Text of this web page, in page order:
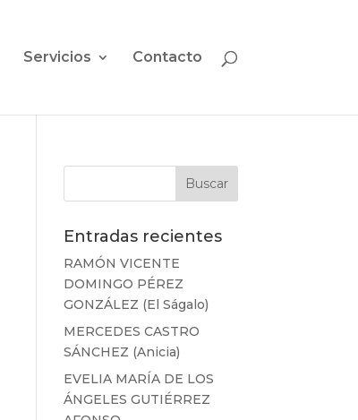
Servicios Contacto
Entradas recientes
RAMÓN VICENTE
DOMINGO PÉREZ
GONZÁLEZ (El Ságalo)
MERCEDES CASTRO
SÁNCHEZ (Anicia)
EVELIA MARÍA DE LOS
ÁNGELES GUTIÉRREZ